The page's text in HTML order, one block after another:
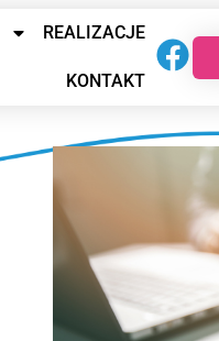
REALIZACJE
KONTAKT